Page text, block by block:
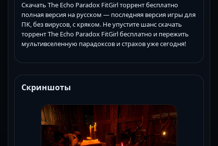
Скачать The Echo Paradox FitGirl торрент бесплатно
полная версия на русском — последняя версия игры для
ПК, без вирусов, с кряком. Не упустите шанс скачать
торрент The Echo Paradox FitGirl бесплатно и пережить
мультивселенную парадоксов и страхов уже сегодня!
Скриншоты